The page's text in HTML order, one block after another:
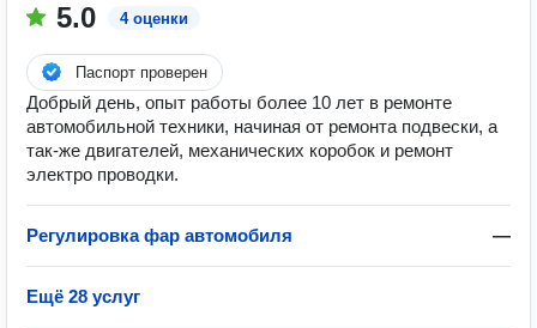
5.0 4 оценки
Паспорт проверен
Добрый день, опыт работы более 10 лет в ремонте
автомобильной техники, начиная от ремонта подвески, а
так-же двигателей, механических коробок и ремонт
электро проводки.
Регулировка фар автомобиля —
Ещё 28 услуг